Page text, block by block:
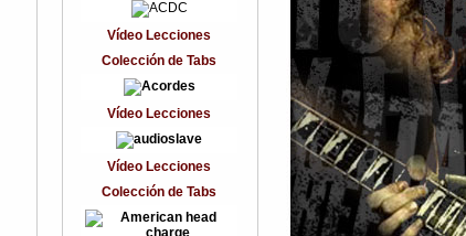
Vídeo Lecciones
Colección de Tabs
Vídeo Lecciones
Vídeo Lecciones
Colección de Tabs